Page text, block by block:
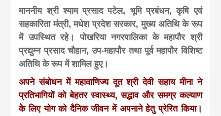
माननीय श्री श्याम प्रसाद पटेल, भूमि प्रबंधन, कृषि एवं
सहकारिता मंत्री, मधेश प्रदेश सरकार, मुख्य अतिथि के रूप
में उपस्थित रहे। पोखरिया नगरपालिका के महापौर श्री
प्रद्युम्न प्रसाद चौहान, उप-महापौर तथा पूर्व महापौर विशिष्ट
अतिथि के रूप में शामिल हुए।
अपने संबोधन में महावाणिज्य दूत श्री देवी सहाय मीना ने
प्रतिभागियों को बेहतर स्वास्थ्य, सद्भाव और समग्र कल्याण
के लिए योग को दैनिक जीवन में अपनाने हेतु प्रेरित किया।